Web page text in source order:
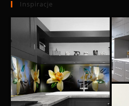
Inspiracje